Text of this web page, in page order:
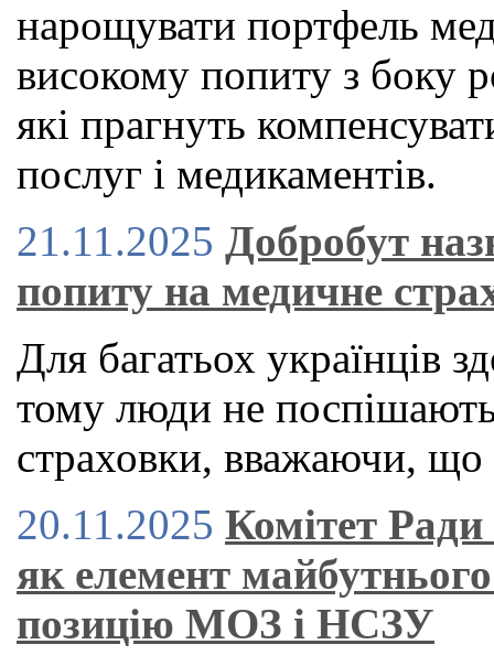
нарощувати портфель
високому попиту з боку
які прагнуть
послуг і медикаментів.
21.11.2025 Добробут
попиту на медичне
Для багатьох українців
тому люди не
страховки, вважаючи, що
20.11.2025 Комітет Ради
як елемент
позицію МОЗ і НСЗУ